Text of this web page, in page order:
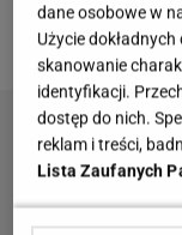
Charakterystyka
dane osobowe w
Użycie
skanowanie
identyfikacji.
dostęp do nich.
reklam i treści,
Lista Zaufanych